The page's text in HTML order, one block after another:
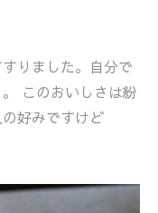
りました。自分で
このおいしさは紛
好みですけど